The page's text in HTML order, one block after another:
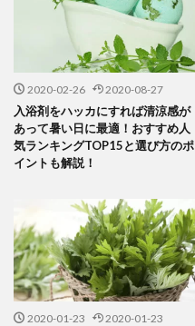
2020-02-26 2020-08-27
入浴剤をハッカにすれば清涼感が
あって暑い日に最適！おすすめ人
気ランキングTOP15と選び方のポ
イントも解説！
2020-01-23 2020-01-23